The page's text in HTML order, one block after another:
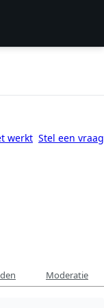
werkt Stel een vraag
Moderatie